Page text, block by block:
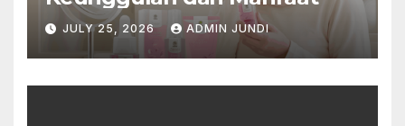
JULY 25, 2026 ADMIN JUNDI